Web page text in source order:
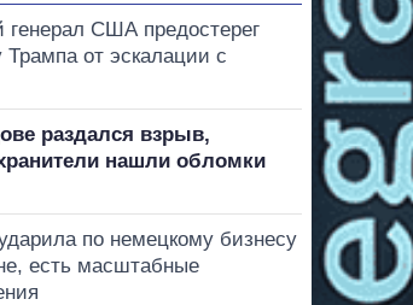
генерал США предостерег
Трампа от эскалации с
раздался взрыв,
нашли обломки
по немецкому бизнесу
есть масштабные